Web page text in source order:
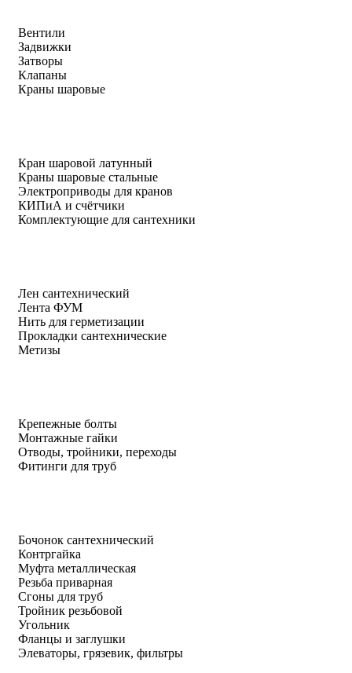
Вентили
Задвижки
Затворы
Клапаны
Краны шаровые
Кран шаровой латунный
Краны шаровые стальные
Электроприводы для кранов
КИПиА и счётчики
Комплектующие для сантехники
Лен сантехнический
Лента ФУМ
Нить для герметизации
Прокладки сантехнические
Метизы
Крепежные болты
Монтажные гайки
Отводы, тройники, переходы
Фитинги для труб
Бочонок сантехнический
Контргайка
Муфта металлическая
Резьба приварная
Сгоны для труб
Тройник резьбовой
Угольник
Фланцы и заглушки
Элеваторы, грязевик, фильтры